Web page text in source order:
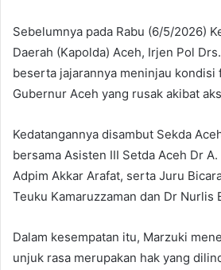
Sebelumnya pada Rabu (6/5/2026)
Daerah (Kapolda) Aceh, Irjen Pol
beserta jajarannya meninjau kondisi
Gubernur Aceh yang rusak akibat
Kedatangannya disambut Sekda
bersama Asisten III Setda Aceh Dr
Adpim Akkar Arafat, serta Juru
Teuku Kamaruzzaman dan Dr Nurlis
Dalam kesempatan itu, Marzuki
unjuk rasa merupakan hak yang